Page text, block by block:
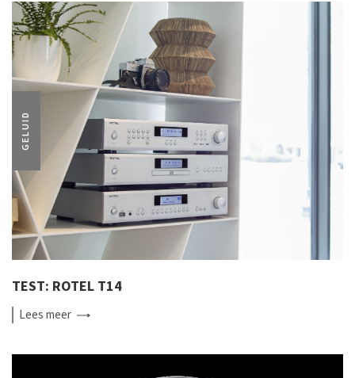
GELUID
TEST: ROTEL T14
Leesmeer